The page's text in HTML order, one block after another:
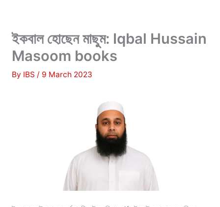
ইকবাল হোছেন মাছুম: Iqbal Hussain
Masoom books
By IBS / 9 March 2023